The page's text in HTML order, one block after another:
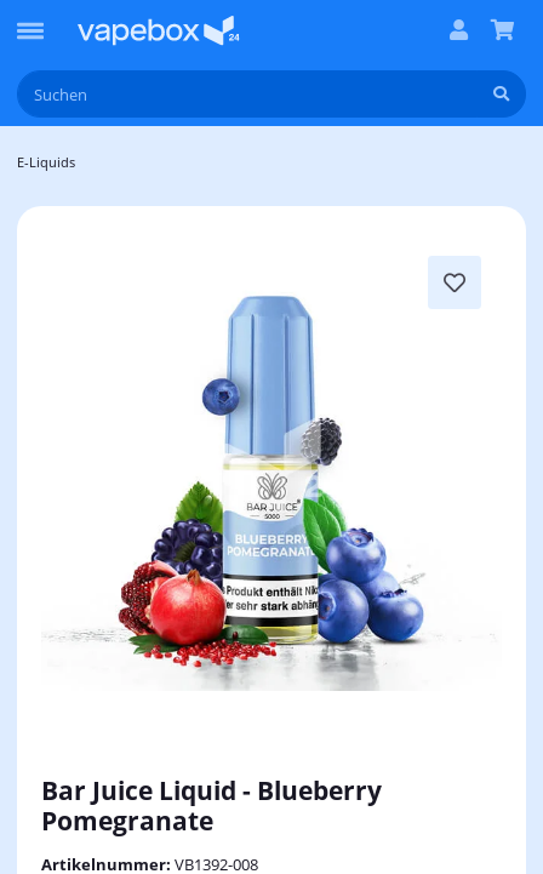
E-Liquids
Bar Juice Liquid - Blueberry
Pomegranate
Artikelnummer: VB1392-008